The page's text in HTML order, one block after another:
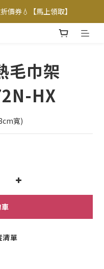
價券💧【馬上領取】
毛巾架
HX
寬)
清單